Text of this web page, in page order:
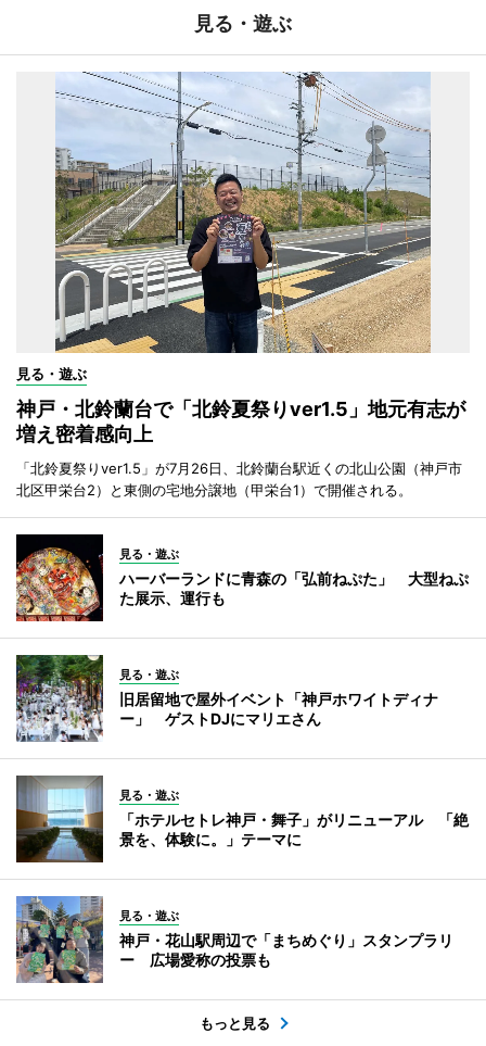
見る・遊ぶ
見る・遊ぶ
神戸・北鈴蘭台で「北鈴夏祭りver1.5」地元有志が
増え密着感向上
「北鈴夏祭りver1.5」が7月26日、北鈴蘭台駅近くの北山公園（神戸市
北区甲栄台2）と東側の宅地分譲地（甲栄台1）で開催される。
見る・遊ぶ
ハーバーランドに青森の「弘前ねぷた」 大型ねぷ
た展示、運行も
見る・遊ぶ
旧居留地で屋外イベント「神戸ホワイトディナ
ー」 ゲストDJにマリエさん
見る・遊ぶ
「ホテルセトレ神戸・舞子」がリニューアル 「絶
景を、体験に。」テーマに
見る・遊ぶ
神戸・花山駅周辺で「まちめぐり」スタンプラリ
ー 広場愛称の投票も
もっと見る